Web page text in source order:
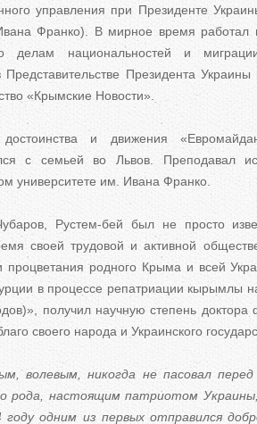
управления при Президенте
Франко). В мирное время работал
делам национальностей и
Президента
«Крымские Новости».
и движения
с семьей во Львов. Преподавал
университете им. Ивана Франко.
Рустем-бей был не просто
своей трудовой и активной
процветания родного Крыма и всей
в процессе репатриации кырымлы
получил научную степень
своего народа и Украинского
волевым, никогда не пасовал
рода, настоящим патриотом
году одним из первых отправился